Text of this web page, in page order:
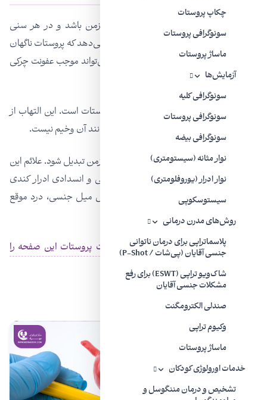
چکاپ پروستات
سونوگرافی پروستات
ماساژ پروستات
آزمایش‌ها
سونوگرافی کلیه
سونوگرافی پروستات
سونوگرافی بیضه
نوار مثانه (سیستومتری)
نوار ادرار (یوروفلومتری)
سیستوسکوپی
روش‌های مدرن درمانی
پلاسماتراپی برای درمان ناتوانی
جنسی آقایان (پی‌شات / P-Shot)
شاک‌ویو تراپی (ESWT) برای رفع
مشکلات جنسی آقایان
صندلی الکترومگنت
وکیوم تراپی
ماساژ پروستات
خدمات اورولوژی کودکان
تشخیص و درمان مننگوسل و
التهاب و عفونت پروستات می‌تواند حاد یا مزمن باشد و در هر سنی
مردان را مبتلا سازد. پروستات حاد وقتی رخ می‌دهد كه پروستات ناگهان
ملتهب شود. گرچه این مورد نادر است ولی می‌تواند موجب عفونت چركی
تب و‌بند آمدن ادرار در موارد وخیم شود.
پروستات مزمن التهاب مكرر یا دراز مدت پروستات است. این التهاب از
التهاب حاد پروستات شایع‌تر است و معمولا مانند آن وخیم نیست.
التهاب حاد پروستات ممكن است به التهاب مزمن تبدیل شود. علائم این
نوع پروستات درد مزمن شكم و علائم تحریكی و انسدادی ادرار كندی
دفع ادرار درد ناحیه نشیمنگاه و كمر، كاهش میل جنسی، درد موقع
نعوظ یا انزال هستند.
برای اطلاع بیشتر از موضوعالتهاب و عفونت پروستات این صفحه را